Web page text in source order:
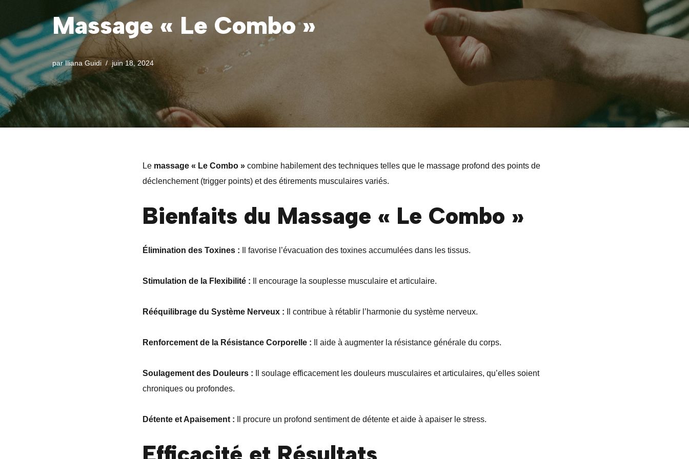
Massage « Le Combo »
parIliana Guidi juin 18, 2024
Le massage « Le Combo »combine habilement des techniques telles que le massage profond des points de
déclenchement (trigger points) et des étirements musculaires variés.
Bienfaits du Massage « Le Combo »
Élimination des Toxines : Il favorise l’évacuation des toxines accumulées dans les tissus.
Stimulation de la Flexibilité : Il encourage la souplesse musculaire et articulaire.
Rééquilibrage du Système Nerveux : Il contribue à rétablir l’harmonie du système nerveux.
Renforcement de la Résistance Corporelle : Il aide à augmenter la résistance générale du corps.
Soulagement des Douleurs : Il soulage efficacement les douleurs musculaires et articulaires, qu’elles soient
chroniques ou profondes.
Détente et Apaisement : Il procure un profond sentiment de détente et aide à apaiser le stress.